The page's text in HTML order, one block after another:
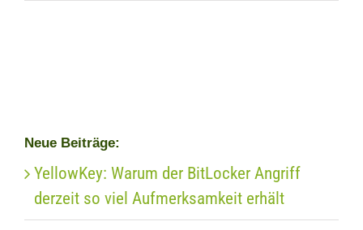
Neue Beiträge:
YellowKey: Warum der BitLocker Angriff
derzeit so viel Aufmerksamkeit erhält